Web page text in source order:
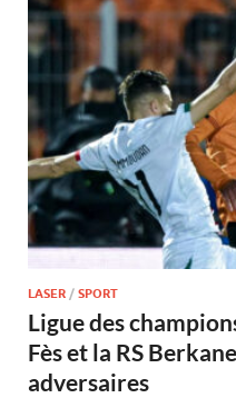
LASER / SPORT
Ligue des
Fès et la RS
adversaires